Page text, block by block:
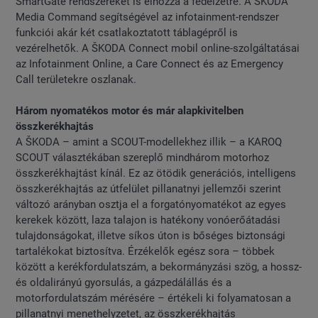
Media Command segítségével az infotainment-rendszer
funkciói akár két csatlakoztatott táblagépről is
vezérelhetők. A ŠKODA Connect mobil online-szolgáltatásai
az Infotainment Online, a Care Connect és az Emergency
Call területekre oszlanak.
Három nyomatékos motor és már alapkivitelben
összkerékhajtás
A ŠKODA – amint a SCOUT-modellekhez illik – a KAROQ
SCOUT választékában szereplő mindhárom motorhoz
összkerékhajtást kínál. Ez az ötödik generációs, intelligens
összkerékhajtás az útfelület pillanatnyi jellemzői szerint
változó arányban osztja el a forgatónyomatékot az egyes
kerekek között, laza talajon is hatékony vonóerőátadási
tulajdonságokat, illetve síkos úton is bőséges biztonsági
tartalékokat biztosítva. Érzékelők egész sora – többek
között a kerékfordulatszám, a bekormányzási szög, a hossz-
és oldalirányú gyorsulás, a gázpedálállás és a
motorfordulatszám mérésére – értékeli ki folyamatosan a
pillanatnyi menethelyzetet, az összkerékhajtás